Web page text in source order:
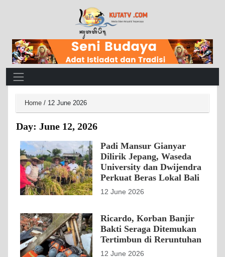
Main Navigation
Home / 12 June 2026
Day: June 12, 2026
Padi Mansur Gianyar
Dilirik Jepang, Waseda
University dan Dwijendra
Perkuat Beras Lokal Bali
12 June 2026
Ricardo, Korban Banjir
Bakti Seraga Ditemukan
Tertimbun di Reruntuhan
12 June 2026